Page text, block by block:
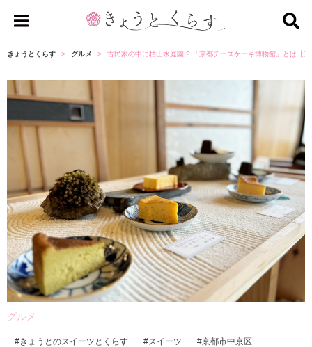
ょ
く
ら
きょうとくらす グルメ 古民家の中に枯山水庭園!? 「京都チーズケーキ博物館」とは【
グルメ
きょうとのスイーツとくらす スイーツ 京都市中京区